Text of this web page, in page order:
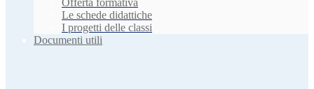
Offerta formativa
Le schede didattiche
I progetti delle classi
Documenti utili